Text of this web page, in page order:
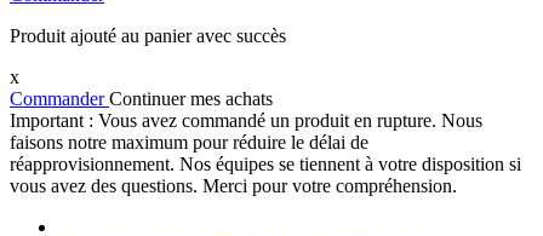
Produit ajouté au panier avec succès
x
CommanderContinuer mes achats
Important : Vous avez commandé un produit en rupture. Nous
faisons notre maximum pour réduire le délai de
réapprovisionnement. Nos équipes se tiennent à votre disposition si
vous avez des questions. Merci pour votre compréhension.